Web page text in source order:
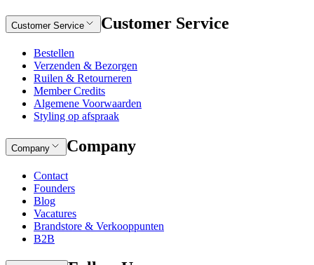
Customer Service Customer Service
Bestellen
Verzenden & Bezorgen
Ruilen & Retourneren
Member Credits
Algemene Voorwaarden
Styling op afspraak
Company Company
Contact
Founders
Blog
Vacatures
Brandstore & Verkooppunten
B2B